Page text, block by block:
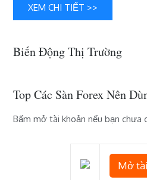
sinh
cổ
blue-
chip
XEM CHI TIẾT >>
Biến Động Thị Trường
Top Các Sàn Forex Nên
Bấm mở tài khoản nếu bạn chưa
Mở